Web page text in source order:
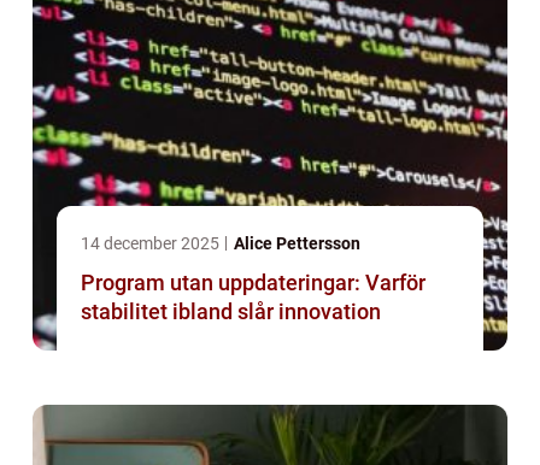
14 december 2025 Alice Pettersson
Program utan uppdateringar: Varför
stabilitet ibland slår innovation